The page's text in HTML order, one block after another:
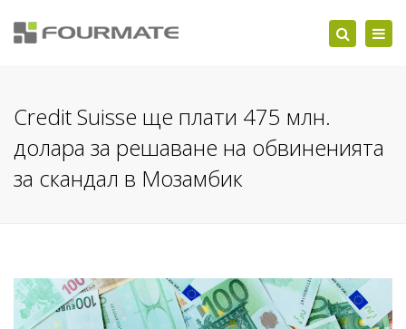
Search
Credit Suisse ще плати 475 млн.
долара за решаване на обвиненията
за скандал в Мозамбик